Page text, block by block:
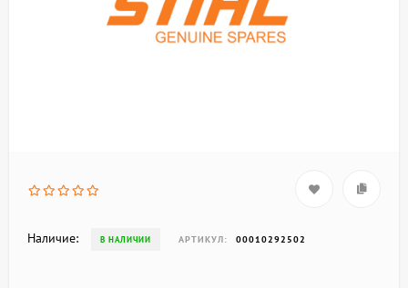
Наличие: В НАЛИЧИИ АРТИКУЛ: 00010292502